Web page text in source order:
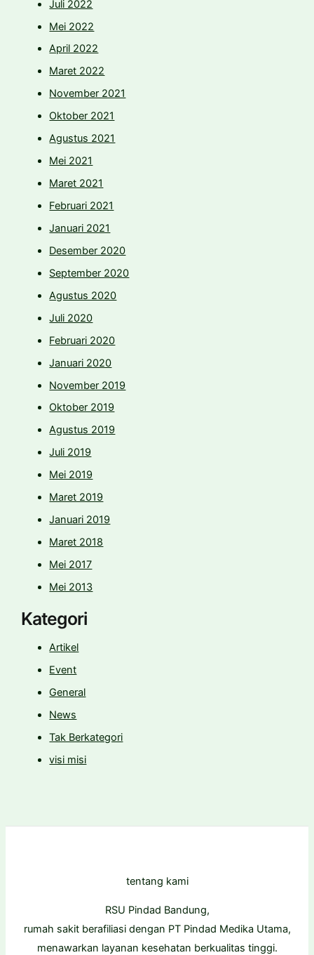
Juli 2022
Mei 2022
April 2022
Maret 2022
November 2021
Oktober 2021
Agustus 2021
Mei 2021
Maret 2021
Februari 2021
Januari 2021
Desember 2020
September 2020
Agustus 2020
Juli 2020
Februari 2020
Januari 2020
November 2019
Oktober 2019
Agustus 2019
Juli 2019
Mei 2019
Maret 2019
Januari 2019
Maret 2018
Mei 2017
Mei 2013
Kategori
Artikel
Event
General
News
Tak Berkategori
visi misi
tentang kami
RSU Pindad Bandung,
rumah sakit berafiliasi dengan PT Pindad Medika Utama,
menawarkan layanan kesehatan berkualitas tinggi.